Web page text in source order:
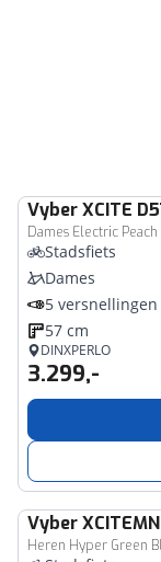
VyberXCITE
Dames Electric
Stadsfiets
Dames
5 versnellingen
57 cm
DINXPERLO
3.299,-
Vyber
Heren Hyper Green